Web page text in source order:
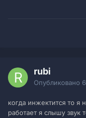
rubi
Опубликовано
когда инжектится то я
работает я слышу звук